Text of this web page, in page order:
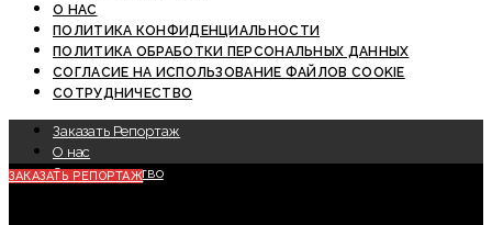
О НАС
ПОЛИТИКА КОНФИДЕНЦИАЛЬНОСТИ
ПОЛИТИКА ОБРАБОТКИ ПЕРСОНАЛЬНЫХ ДАННЫХ
СОГЛАСИЕ НА ИСПОЛЬЗОВАНИЕ ФАЙЛОВ COOKIE
СОТРУДНИЧЕСТВО
Заказать Репортаж
О нас
Сотрудничество
ЗАКАЗАТЬ РЕПОРТАЖ